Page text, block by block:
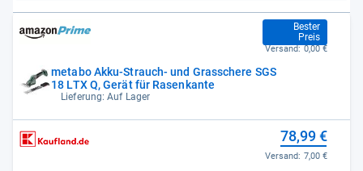
metabo Akku-Strauch- und Grasschere SGS
18 LTX Q, Gerät für Rasenkante
Lieferung: Auf Lager
Bester
Preis
77,50 €
Versand: 0,00 €
78,99 €
Versand: 7,00 €